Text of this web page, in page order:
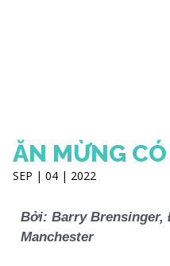
ĂN MỪNG
SEP | 04 | 2022
Bởi: Barry Brensinger,
Manchester